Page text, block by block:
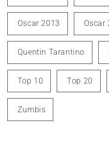
Oscar 2013 Oscar
Quentin Tarantino
Top 10 Top 20
Zumbis